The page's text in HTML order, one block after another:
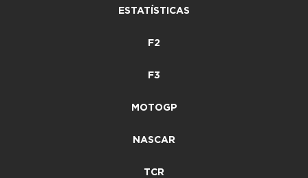
ESTATÍSTICAS
F2
F3
MOTOGP
NASCAR
TCR